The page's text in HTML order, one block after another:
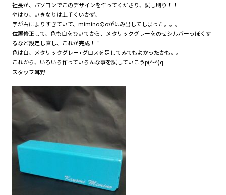
社長が、パソコンでこのデザインを作ってくださり、試し刷り！！
やはり、いきなりは上手くいかず、
字が右によりすぎていて、miminoのoがはみ出してしまった。。。
位置修正して、色も白をひいてから、メタリックグレーをのせシルバーっぽくす
るなど設定し直し、これが完成！！
色は白、メタリックグレー+グロスを足してみてもよかったかも。。
これから、いろいろ作っていろんな事を試していこうp(^-^)q
スタッフ耳野